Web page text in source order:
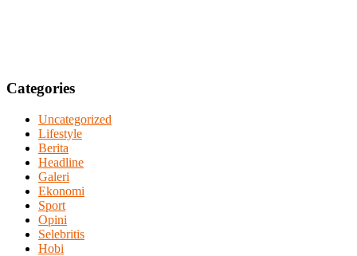
Categories
Uncategorized
Lifestyle
Berita
Headline
Galeri
Ekonomi
Sport
Opini
Selebritis
Hobi